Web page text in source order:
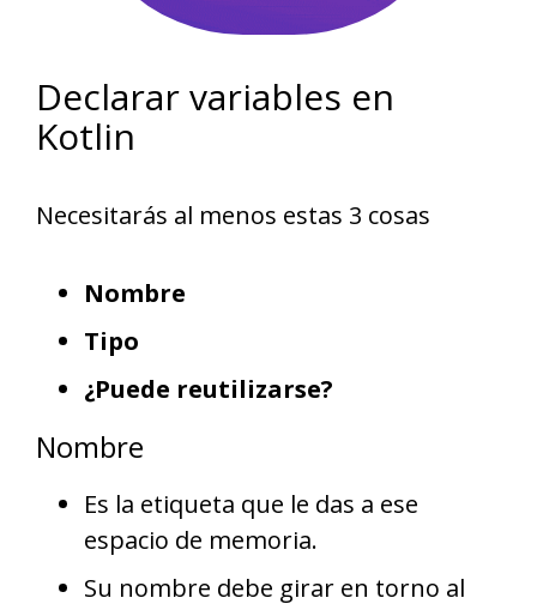
Declarar variables en
Kotlin
Necesitarás al menos estas 3 cosas
Nombre
Tipo
¿Puede reutilizarse?
Nombre
Es la etiqueta que le das a ese
espacio de memoria.
Su nombre debe girar en torno al